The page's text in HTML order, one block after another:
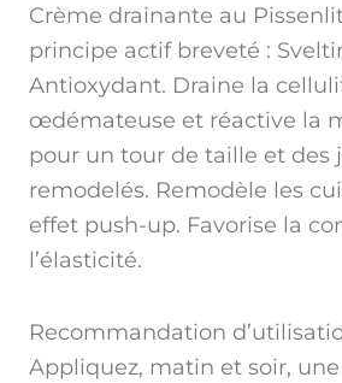
Crème drainante au
principe actif breveté :
Antioxydant. Draine la
œdémateuse et réactive la
pour un tour de taille et des
remodelés. Remodèle les
effet push-up. Favorise la
l’élasticité.
Recommandation
Appliquez, matin et soir,